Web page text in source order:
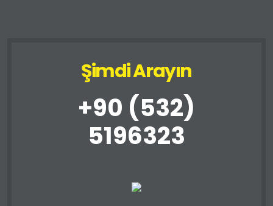
Şimdi Arayın
+90 (532)
5196323